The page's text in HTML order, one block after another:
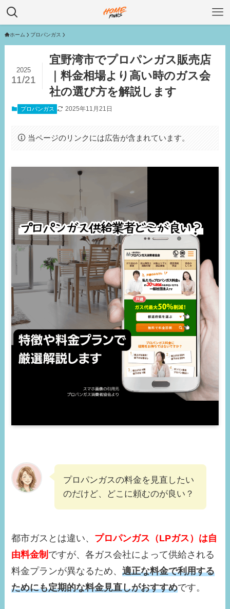
ホーム プロパンガス
宜野湾市でプロパンガス販売店
｜料金相場より高い時のガス会
社の選び方を解説します
2025
11/21
プロパンガス 2025年11月21日
当ページのリンクには広告が含まれています。
プロパンガスの料金を見直したい
のだけど、どこに頼むのが良い？
都市ガスとは違い、 プロパンガス（LPガス）は自
由料金制 ですが、各ガス会社によって供給される
料金プランが異なるため、適正な料金で利用する
ためにも定期的な料金見直しがおすすめです。